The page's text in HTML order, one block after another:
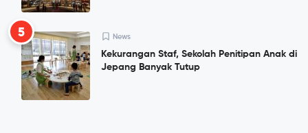
5 News
Kekurangan Staf, Sekolah Penitipan Anak di
Jepang Banyak Tutup